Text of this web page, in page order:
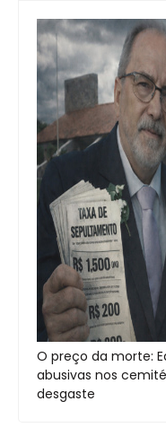
O preço da morte:
abusivas nos
desgaste